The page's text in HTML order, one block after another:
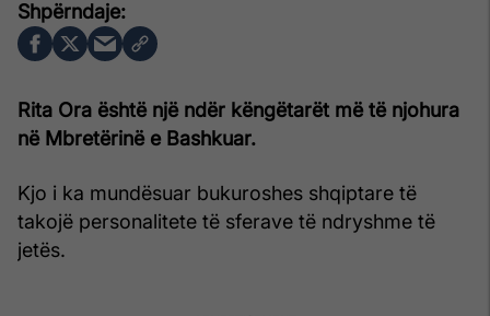
Rita Ora është një ndër këngëtarët më të njohura
në Mbretërinë e Bashkuar.
Kjo i ka mundësuar bukuroshes shqiptare të
takojë personalitete të sferave të ndryshme të
jetës.